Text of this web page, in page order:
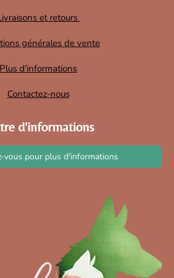
et retours
générales de vente
Plus d'informations
Contactez-nous
d'informations
vous pour plus d'informations